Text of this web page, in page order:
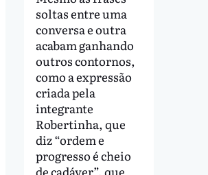
soltas entre uma
conversa e outra
acabam ganhando
outros contornos,
como a expressão
criada pela
integrante
Robertinha, que
diz “ordem e
progresso é cheio
de cadáver”, que